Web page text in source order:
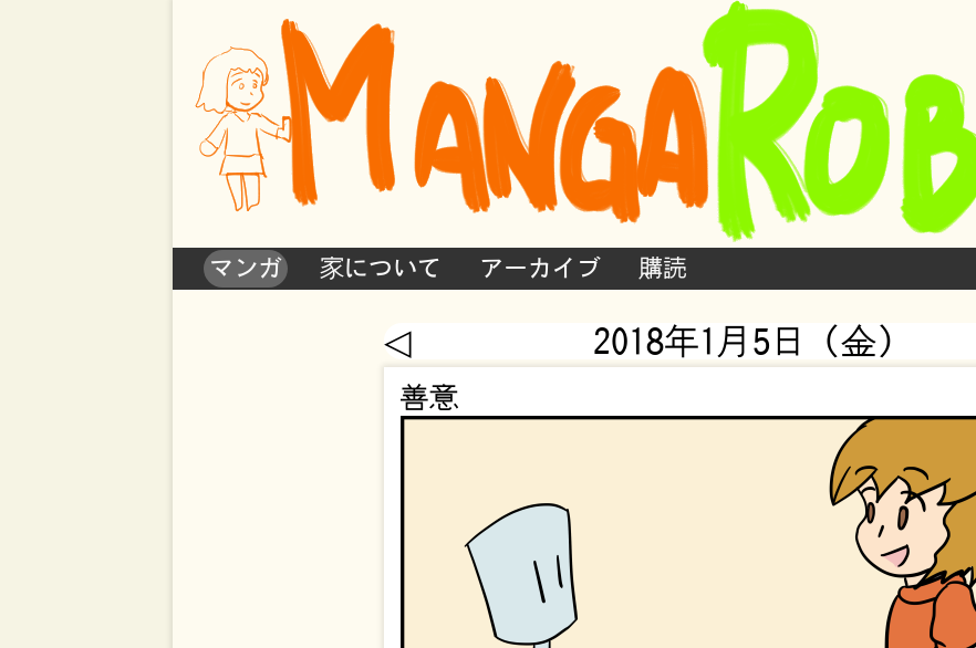
マンガ 家について アーカイブ 購読
◁ 2018年1月5日 (金)